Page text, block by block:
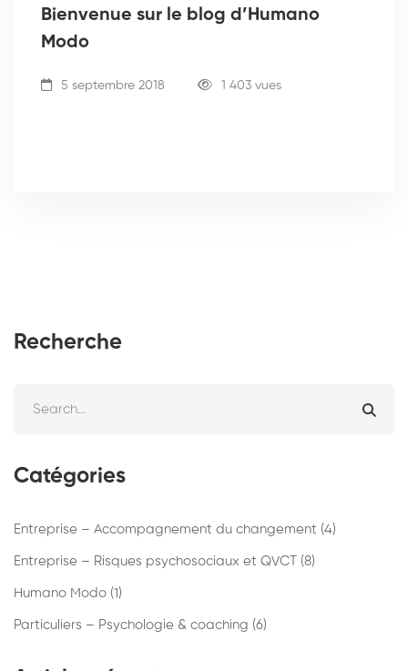
Bienvenue sur le blog d’Humano
Modo
5 septembre 2018 1 403 vues
Recherche
Catégories
Entreprise – Accompagnement du changement (4)
Entreprise – Risques psychosociaux et QVCT (8)
Humano Modo (1)
Particuliers – Psychologie & coaching (6)